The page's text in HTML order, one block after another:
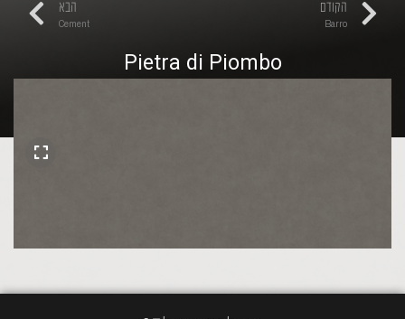
הקודם
Barro
הבא
Cement
Pietra di Piombo